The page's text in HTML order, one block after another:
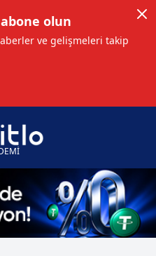
olun
ve gelişmeleri takip